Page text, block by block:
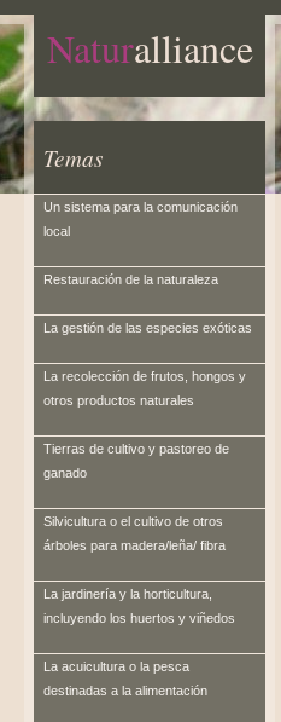
Naturalliance
Temas
Un sistema para la comunicación
local
Restauración de la naturaleza
La gestión de las especies exóticas
La recolección de frutos, hongos y
otros productos naturales
Tierras de cultivo y pastoreo de
ganado
Silvicultura o el cultivo de otros
árboles para madera/leña/ fibra
La jardinería y la horticultura,
incluyendo los huertos y viñedos
La acuicultura o la pesca
destinadas a la alimentación